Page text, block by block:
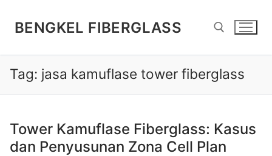
BENGKEL FIBERGLASS
Cari:
Tag: jasa kamuflase tower fiberglass
Tower Kamuflase Fiberglass: Kasus
dan Penyusunan Zona Cell Plan